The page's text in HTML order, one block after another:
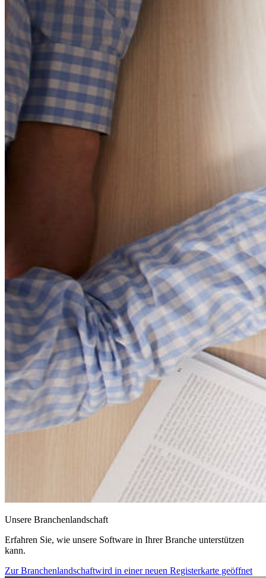
Unsere Branchenlandschaft
Erfahren Sie, wie unsere Software in Ihrer Branche unterstützen
kann.
Zur Branchenlandschaftwird in einer neuen Registerkarte geöffnet